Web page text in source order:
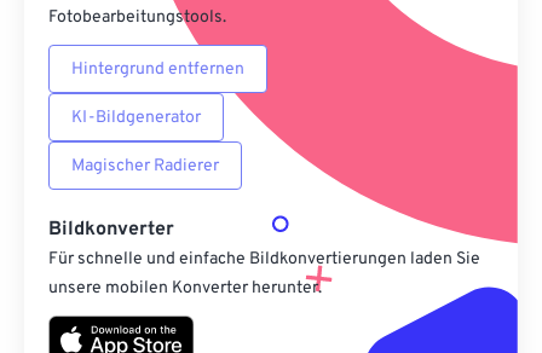
Fotobearbeitungstools.
Hintergrund entfernen
KI-Bildgenerator
Magischer Radierer
Bildkonverter
Für schnelle und einfache Bildkonvertierungen laden Sie
unsere mobilen Konverter herunter.